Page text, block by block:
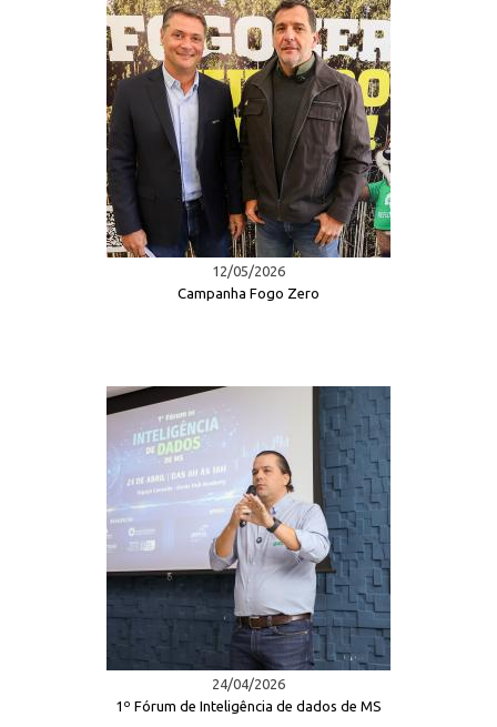
12/05/2026
Campanha Fogo Zero
24/04/2026
1º Fórum de Inteligência de dados de MS